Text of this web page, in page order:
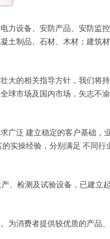
力设备、安防产品、安防监
土制品、石材、木材；建筑
大的相关指导方针，我们将
球市场及国内市场，矢志不
广泛 建立稳定的客户基础，
实操经验，分别满足 不同行
、检测及试验设备，已建立
为消费者提供较优质的产品